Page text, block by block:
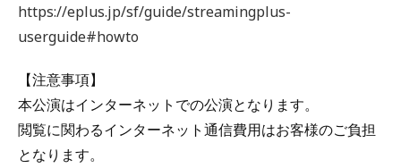
https://eplus.jp/sf/guide/streamingplus-
userguide#howto
【注意事項】
本公演はインターネットでの公演となります。
閲覧に関わるインターネット通信費用はお客様のご負担
となります。